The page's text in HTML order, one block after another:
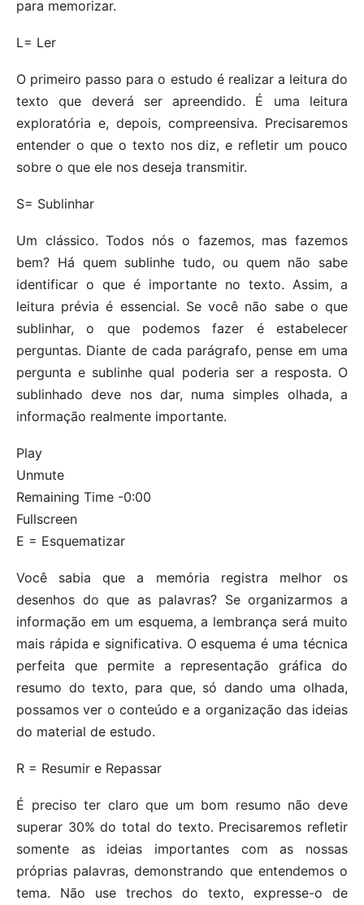
para memorizar.
L= Ler
O primeiro passo para o estudo é realizar a leitura do
texto que deverá ser apreendido. É uma leitura
exploratória e, depois, compreensiva. Precisaremos
entender o que o texto nos diz, e refletir um pouco
sobre o que ele nos deseja transmitir.
S= Sublinhar
Um clássico. Todos nós o fazemos, mas fazemos
bem? Há quem sublinhe tudo, ou quem não sabe
identificar o que é importante no texto. Assim, a
leitura prévia é essencial. Se você não sabe o que
sublinhar, o que podemos fazer é estabelecer
perguntas. Diante de cada parágrafo, pense em uma
pergunta e sublinhe qual poderia ser a resposta. O
sublinhado deve nos dar, numa simples olhada, a
informação realmente importante.
Play
Unmute
Remaining Time -0:00
Fullscreen
E = Esquematizar
Você sabia que a memória registra melhor os
desenhos do que as palavras? Se organizarmos a
informação em um esquema, a lembrança será muito
mais rápida e significativa. O esquema é uma técnica
perfeita que permite a representação gráfica do
resumo do texto, para que, só dando uma olhada,
possamos ver o conteúdo e a organização das ideias
do material de estudo.
R = Resumir e Repassar
É preciso ter claro que um bom resumo não deve
superar 30% do total do texto. Precisaremos refletir
somente as ideias importantes com as nossas
próprias palavras, demonstrando que entendemos o
tema. Não use trechos do texto, expresse-o de